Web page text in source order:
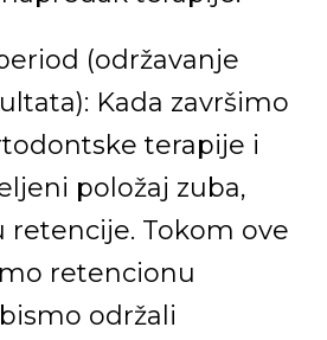
(održavanje
Kada završimo
terapije i
položaj zuba,
retencije. Tokom ove
retencionu
održali